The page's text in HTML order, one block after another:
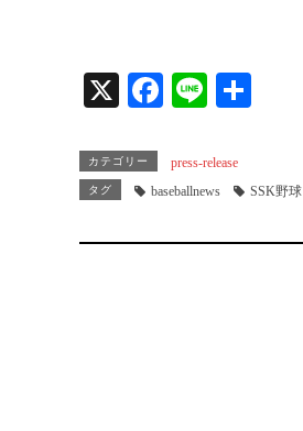
X
Fa
bo
ok
Li
カテゴリー press-release
タグ baseballnews SSK野球